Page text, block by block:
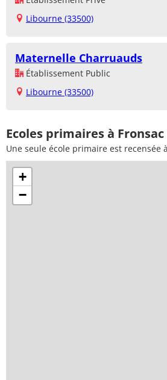
Libourne (33500)
Maternelle Charruauds
Établissement Public
Libourne (33500)
Ecoles primaires à
Une seule école primaire est recensée
+
−